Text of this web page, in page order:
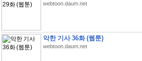
webtoon.daum.net
악한 기사 36화 (웹툰)
webtoon.daum.net